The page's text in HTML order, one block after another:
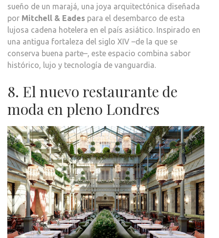
sueño de un marajá, una joya arquitectónica diseñada
por Mitchell & Eades para el desembarco de esta
lujosa cadena hotelera en el país asiático. Inspirado en
una antigua fortaleza del siglo XIV –de la que se
conserva buena parte–, este espacio combina sabor
histórico, lujo y tecnología de vanguardia.
8. El nuevo restaurante de
moda en pleno Londres